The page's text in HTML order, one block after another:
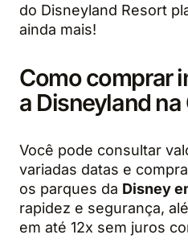
do Disneyland Resort
ainda mais!
Como comprar
a Disneyland
Você pode consultar
variadas datas e
os parques da Disney
rapidez e segurança,
em até 12x sem juros